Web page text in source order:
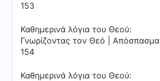
153
Καθημερινά λόγια του Θεού:
Γνωρίζοντας τον Θεό | Απόσπασμα
154
Καθημερινά λόγια του Θεού: